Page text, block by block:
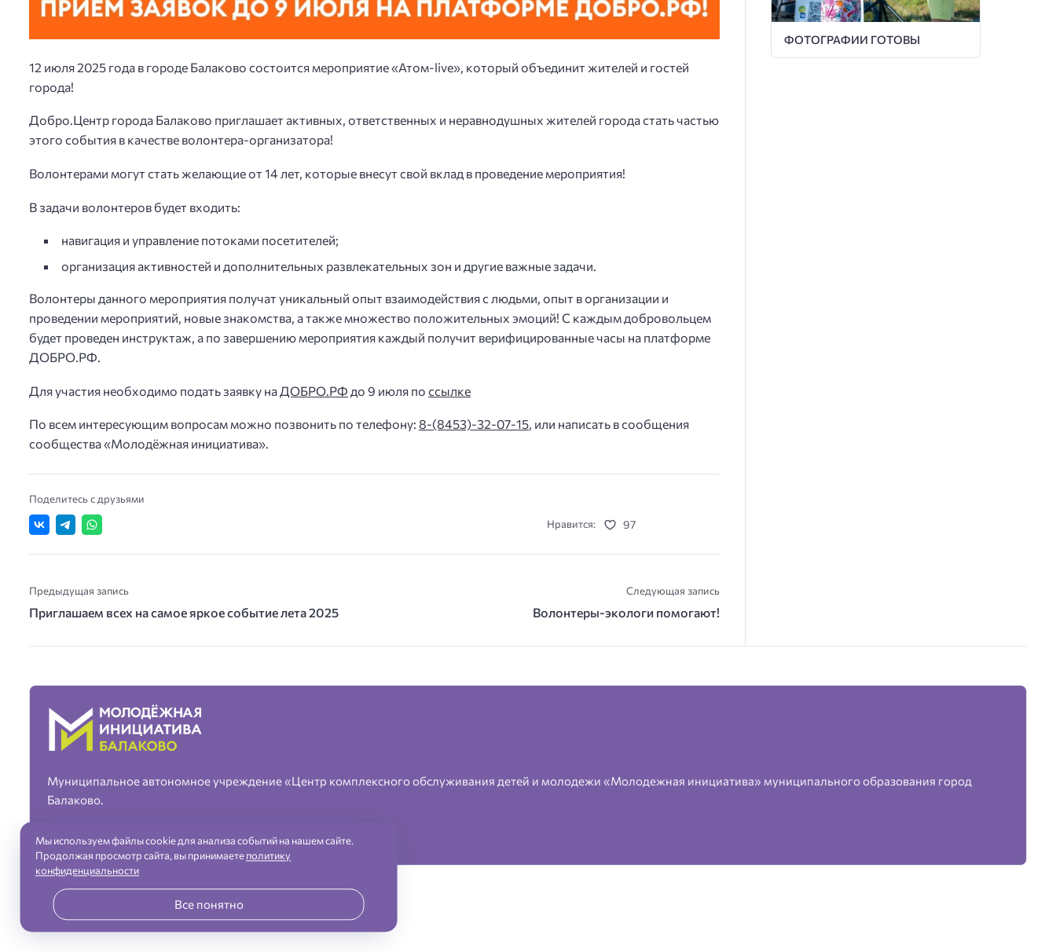
12 июля 2025 года в городе Балаково состоится мероприятие «Атом-live», который объединит жителей и гостей
города!
Добро.Центр города Балаково приглашает активных, ответственных и неравнодушных жителей города стать частью
этого события в качестве волонтера-организатора!
Волонтерами могут стать желающие от 14 лет, которые внесут свой вклад в проведение мероприятия!
В задачи волонтеров будет входить:
навигация и управление потоками посетителей;
организация активностей и дополнительных развлекательных зон и другие важные задачи.
Волонтеры данного мероприятия получат уникальный опыт взаимодействия с людьми, опыт в организации и
проведении мероприятий, новые знакомства, а также множество положительных эмоций! С каждым добровольцем
будет проведен инструктаж, а по завершению мероприятия каждый получит верифицированные часы на платформе
ДОБРО.РФ.
Для участия необходимо подать заявку на ДОБРО.РФ до 9 июля по ссылке
По всем интересующим вопросам можно позвонить по телефону: 8-(8453)-32-07-15, или написать в сообщения
сообщества «Молодёжная инициатива».
Поделитесь с друзьями
Нравится: 97
Предыдущая запись
Приглашаем всех на самое яркое событие лета 2025
Следующая запись
Волонтеры-экологи помогают!
ФОТОГРАФИИ ГОТОВЫ
Муниципальное автономное учреждение «Центр комплексного обслуживания детей и молодежи «Молодежная инициатива» муниципального образования город
Балаково.
«Молодежная инициатива» город Балаково — официальный сайт ©
2026
Разработка сайта и дизайн:revtail.ru
Мы используем файлы cookie для анализа событий на нашем сайте.
Продолжая просмотр сайта, вы принимаетеполитику
конфиденциальности
Все понятно